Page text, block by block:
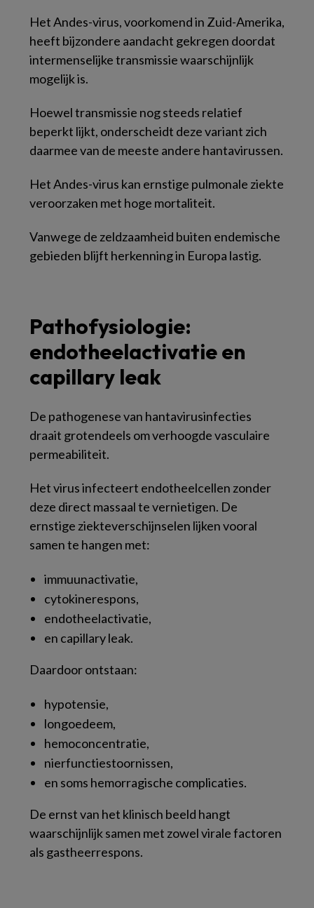
Het Andes-virus, voorkomend in Zuid-Amerika,
heeft bijzondere aandacht gekregen doordat
intermenselijke transmissie waarschijnlijk
mogelijk is.
Hoewel transmissie nog steeds relatief
beperkt lijkt, onderscheidt deze variant zich
daarmee van de meeste andere hantavirussen.
Het Andes-virus kan ernstige pulmonale ziekte
veroorzaken met hoge mortaliteit.
Vanwege de zeldzaamheid buiten endemische
gebieden blijft herkenning in Europa lastig.
Pathofysiologie:
endotheelactivatie en
capillary leak
De pathogenese van hantavirusinfecties
draait grotendeels om verhoogde vasculaire
permeabiliteit.
Het virus infecteert endotheelcellen zonder
deze direct massaal te vernietigen. De
ernstige ziekteverschijnselen lijken vooral
samen te hangen met:
immuunactivatie,
cytokinerespons,
endotheelactivatie,
en capillary leak.
Daardoor ontstaan:
hypotensie,
longoedeem,
hemoconcentratie,
nierfunctiestoornissen,
en soms hemorragische complicaties.
De ernst van het klinisch beeld hangt
waarschijnlijk samen met zowel virale factoren
als gastheerrespons.